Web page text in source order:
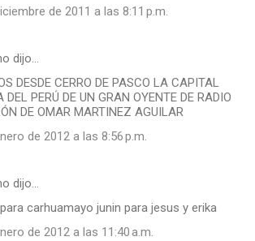
de 2011 a las 8:11 p.m.
dijo…
DESDE CERRO DE PASCO LA CAPITAL
DEL PERÚ DE UN GRAN OYENTE DE RADIO
DE OMAR MARTINEZ AGUILAR
de 2012 a las 8:56 p.m.
dijo…
carhuamayo junin para jesus y erika
de 2012 a las 11:40 a.m.